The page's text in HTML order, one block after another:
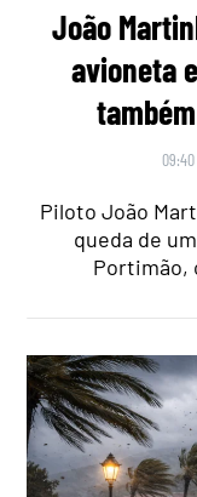
João
avioneta
09:40
Piloto João
queda de
Portimão,